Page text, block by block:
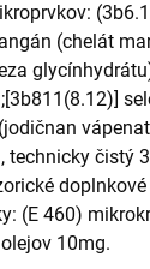
(chelát
technicky čistý
(E 460)
10mg.